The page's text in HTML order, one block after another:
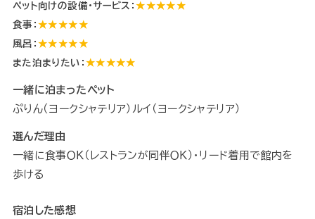
ペット向けの設備・サービス：★★★★★
食事：★★★★★
風呂：★★★★★
また泊まりたい： ★★★★★
一緒に泊まったペット
ぷりん（ヨークシャテリア）ルイ（ヨークシャテリア）
選んだ理由
一緒に食事ＯＫ（レストランが同伴ＯＫ）・リード着用で館内を
歩ける
宿泊した感想